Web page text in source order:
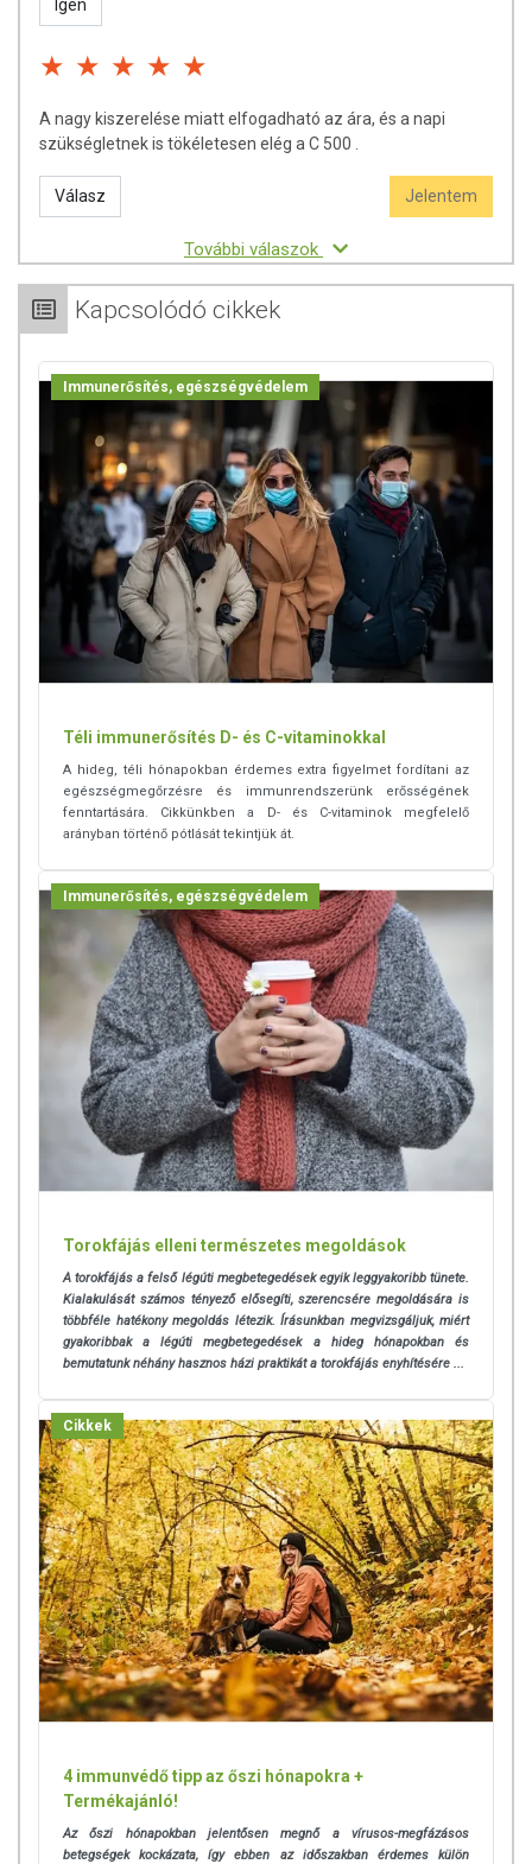
Igen
A nagy kiszerelése miatt elfogadható az ára, és a napi
szükségletnek is tökéletesen elég a C 500 .
Válasz Jelentem
További válaszok
Kapcsolódó cikkek
Immunerősítés, egészségvédelem
Téli immunerősítés D- és C-vitaminokkal
A hideg, téli hónapokban érdemes extra figyelmet fordítani az
egészségmegőrzésre és immunrendszerünk erősségének
fenntartására. Cikkünkben a D- és C-vitaminok megfelelő
arányban történő pótlását tekintjük át.
Immunerősítés, egészségvédelem
Torokfájás elleni természetes megoldások
A torokfájása felső légúti megbetegedések egyik leggyakoribb tünete.
Kialakulását számos tényező elősegíti, szerencsére megoldására is
többféle hatékony megoldás létezik. Írásunkban megvizsgáljuk, miért
gyakoribbak a légúti megbetegedések a hideg hónapokban és
bemutatunk néhány hasznos házi praktikát a torokfájás enyhítésére ...
Cikkek
4 immunvédő tipp az őszi hónapokra +
Termékajánló!
Az őszi hónapokban jelentősen megnő a vírusos-megfázásos
betegségek kockázata, így ebben az időszakban érdemes külön